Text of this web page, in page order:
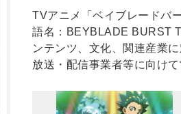
TVアニメ「ベイブレードバ
語名：BEYBLADE BURST
ンテンツ、文化、関連産業
放送・配信事業者等に向け